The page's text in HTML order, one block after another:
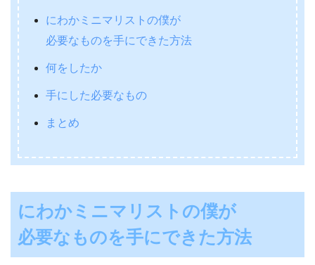
にわかミニマリストの僕が
必要なものを手にできた方法
何をしたか
手にした必要なもの
まとめ
にわかミニマリストの僕が
必要なものを手にできた方法